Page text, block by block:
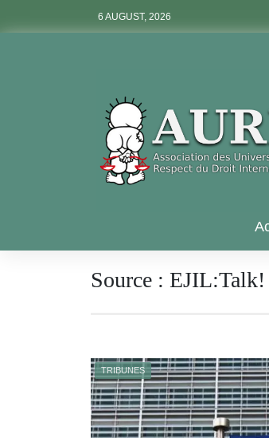
6 AUGUST, 2026
Aurdip
Source : EJIL:Talk!
TRIBUNES